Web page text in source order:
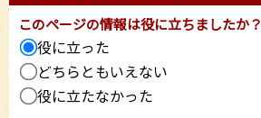
このページの情報は役に立ちましたか？
役に立った
どちらともいえない
役に立たなかった